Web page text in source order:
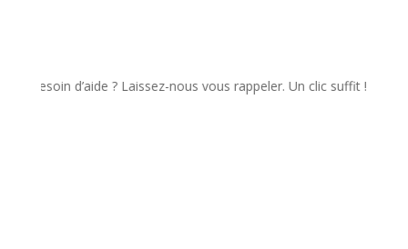
d’aide ? Laissez-nous vous rappeler. Un clic suffit !